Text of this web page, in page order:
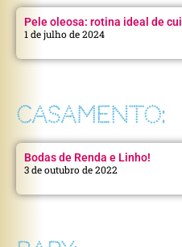
Pele oleosa: rotina ideal de
1 de julho de 2024
CASAMENTO:
Bodas de Renda e Linho!
3 de outubro de 2022